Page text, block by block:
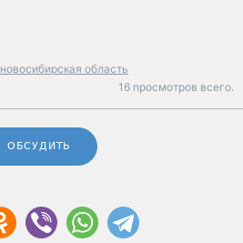
новосибирская область
16 просмотров всего.
ОБСУДИТЬ